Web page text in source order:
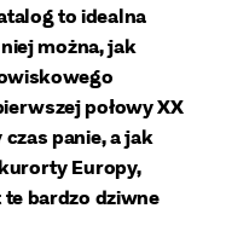
to idealna
można, jak
połowy XX
panie, a jak
Europy,
bardzo dziwne